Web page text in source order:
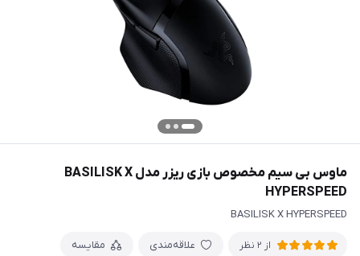
ماوس بی سیم مخصوص بازی ریزر مدل BASILISK X
HYPERSPEED
BASILISK X HYPERSPEED
از 2 نظر علاقه‌مندی مقایسه